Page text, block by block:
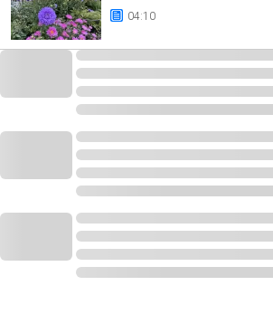
04:10